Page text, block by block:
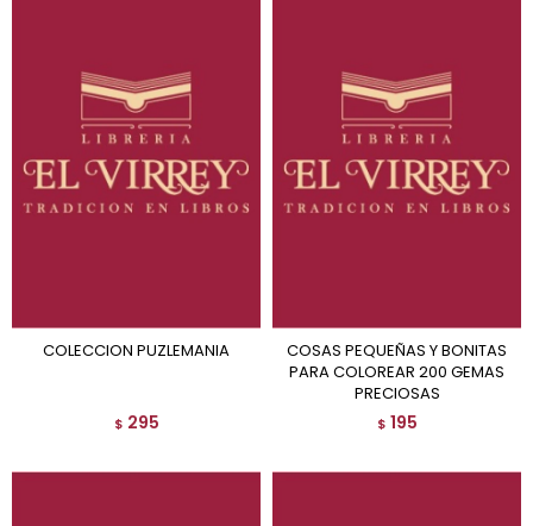
COLECCION PUZLEMANIA
$ 295
COSAS PEQUEÑAS Y BONITAS
PARA COLOREAR 200 GEMAS
PRECIOSAS
$ 195